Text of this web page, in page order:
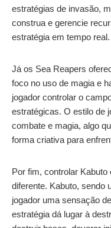
estratégias de invasão,
construa e gerencie
estratégia em tempo real.
Já os Sea Reapers
foco no uso de magia e
jogador controlar o
estratégicas. O estilo de
combate e magia, algo
forma criativa para
Por fim, controlar
diferente. Kabuto, sendo
jogador uma sensação
estratégia dá lugar à